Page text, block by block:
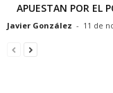
APUESTAN POR EL
Javier González - 11 de